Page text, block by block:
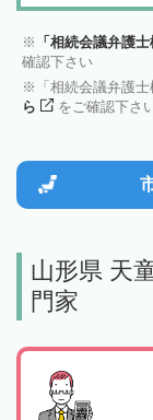
「相続会議弁護
確認下さい
「相続会議弁護
ら
をご確認下さ
山形県 天
門家